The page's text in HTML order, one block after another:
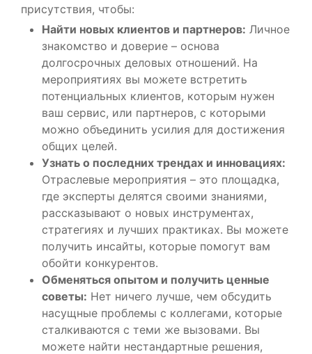
присутствия, чтобы:
Найти новых клиентов и партнеров: Личное
знакомство и доверие – основа
долгосрочных деловых отношений. На
мероприятиях вы можете встретить
потенциальных клиентов, которым нужен
ваш сервис, или партнеров, с которыми
можно объединить усилия для достижения
общих целей.
Узнать о последних трендах и инновациях:
Отраслевые мероприятия – это площадка,
где эксперты делятся своими знаниями,
рассказывают о новых инструментах,
стратегиях и лучших практиках. Вы можете
получить инсайты, которые помогут вам
обойти конкурентов.
Обменяться опытом и получить ценные
советы: Нет ничего лучше, чем обсудить
насущные проблемы с коллегами, которые
сталкиваются с теми же вызовами. Вы
можете найти нестандартные решения,